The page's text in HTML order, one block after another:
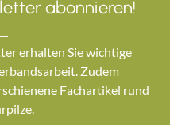
abonnieren!
erhalten Sie wichtige
Zudem
Fachartikel rund